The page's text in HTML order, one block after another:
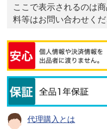
ここで表示されるのは
料等はお問い合わせく
代理購入とは